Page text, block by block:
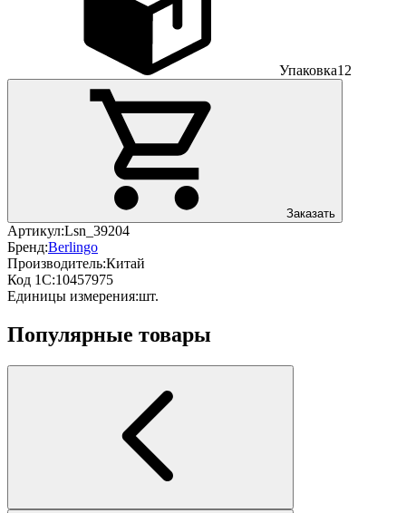
Упаковка12
Заказать
Артикул:Lsn_39204
Бренд:Berlingo
Производитель:Китай
Код 1С:10457975
Единицы измерения:шт.
Популярные товары